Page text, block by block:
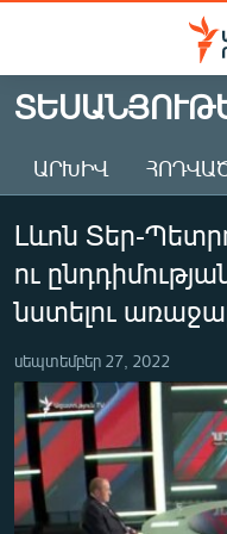
Մատչելիության
Անցնել
հիմնական
Անցնել
հիմնական
մենյուին
Որոնում
ԱԶԱՏՈՒԹՅՈՒՆ TV
ՀԱՅԱՍՏԱՆ
ԸՆՏՐՈՒԹՅՈՒՆՆԵՐ
ԻՐԱՎՈՒՆՔ
ՏՆՏԵՍՈՒԹՅՈՒՆ
ՂԱՐԱԲԱՂ
ՊԱՏԵՐԱԶՄԻ 6
ՏԱՐԱԾԱՇՐՋԱՆ
ԱՐԽԻՎ
Լևոն Տեր-
ու
նստելու
սեպտեմբեր 27, 2022
No media